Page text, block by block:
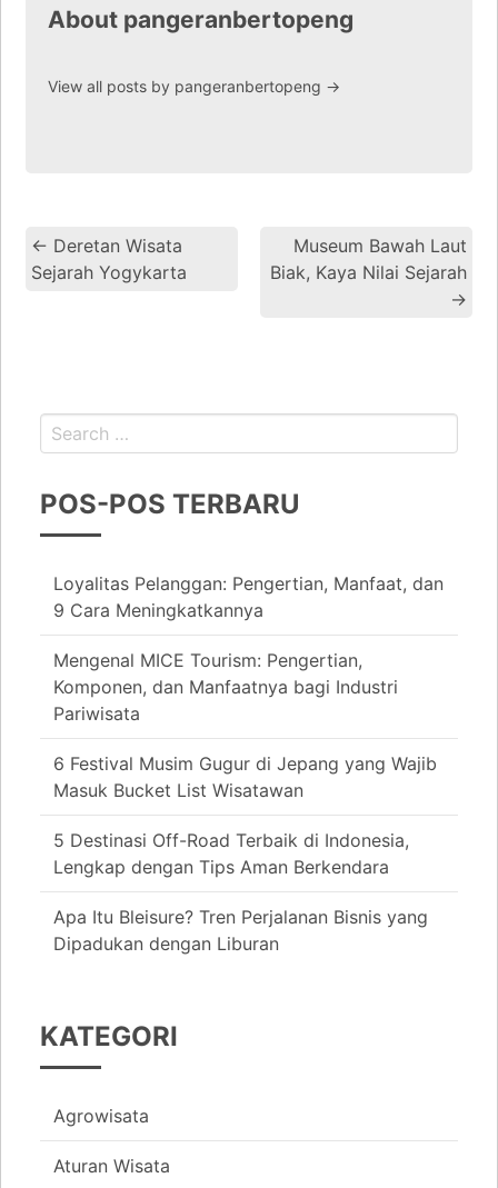
About pangeranbertopeng
View all posts by pangeranbertopeng →
← Deretan Wisata
Sejarah Yogykarta
Museum Bawah Laut
Biak, Kaya Nilai Sejarah
→
POS-POS TERBARU
Loyalitas Pelanggan: Pengertian, Manfaat, dan
9 Cara Meningkatkannya
Mengenal MICE Tourism: Pengertian,
Komponen, dan Manfaatnya bagi Industri
Pariwisata
6 Festival Musim Gugur di Jepang yang Wajib
Masuk Bucket List Wisatawan
5 Destinasi Off-Road Terbaik di Indonesia,
Lengkap dengan Tips Aman Berkendara
Apa Itu Bleisure? Tren Perjalanan Bisnis yang
Dipadukan dengan Liburan
KATEGORI
Agrowisata
Aturan Wisata